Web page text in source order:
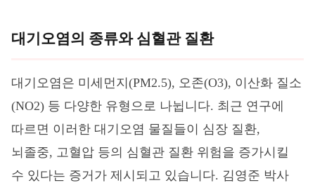
대기오염의 종류와 심혈관 질환
대기오염은 미세먼지(PM2.5), 오존(O3), 이산화 질소
(NO2) 등 다양한 유형으로 나뉩니다. 최근 연구에
따르면 이러한 대기오염 물질들이 심장 질환,
뇌졸중, 고혈압 등의 심혈관 질환 위험을 증가시킬
수 있다는 증거가 제시되고 있습니다. 김영준 박사